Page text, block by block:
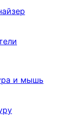
и мышь